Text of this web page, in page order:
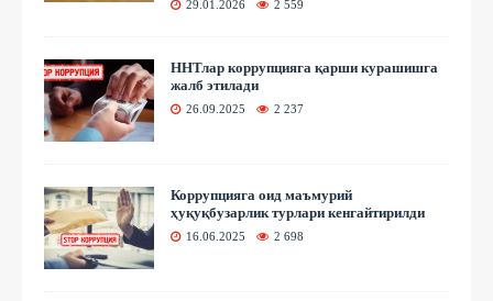
29.01.2026 2 559
ННТлар коррупцияга қарши курашишга
жалб этилади
26.09.2025 2 237
Коррупцияга оид маъмурий
ҳуқуқбузарлик турлари кенгайтирилди
16.06.2025 2 698